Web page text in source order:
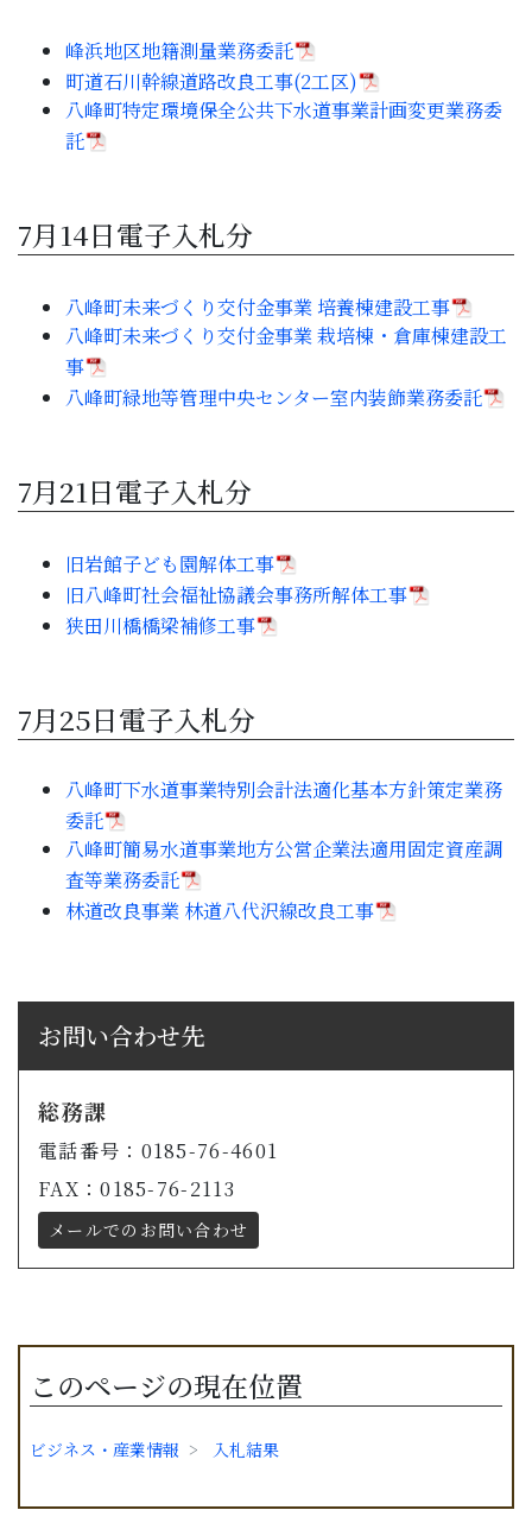
峰浜地区地籍測量業務委託
町道石川幹線道路改良工事(2工区)
八峰町特定環境保全公共下水道事業計画変更業務委
託
7月14日電子入札分
八峰町未来づくり交付金事業 培養棟建設工事
八峰町未来づくり交付金事業 栽培棟・倉庫棟建設工
事
八峰町緑地等管理中央センター室内装飾業務委託
7月21日電子入札分
旧岩館子ども園解体工事
旧八峰町社会福祉協議会事務所解体工事
狭田川橋橋梁補修工事
7月25日電子入札分
八峰町下水道事業特別会計法適化基本方針策定業務
委託
八峰町簡易水道事業地方公営企業法適用固定資産調
査等業務委託
林道改良事業 林道八代沢線改良工事
お問い合わせ先
総務課
電話番号：0185-76-4601
FAX：0185-76-2113
メールでのお問い合わせ
このページの現在位置
ビジネス・産業情報 入札結果